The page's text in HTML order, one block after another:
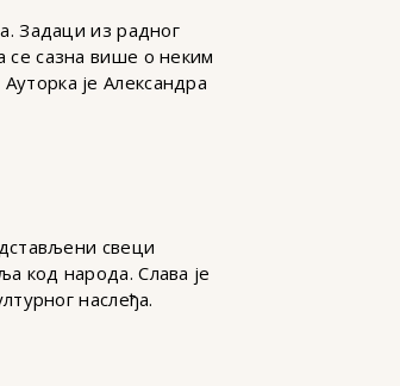
Задаци из радног
се сазна више о неким
је Александра
свеци
код народа. Слава је
наслеђа.